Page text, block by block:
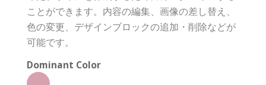
ことができます。内容の編集、画像の差し替え、
色の変更、デザインブロックの追加・削除などが
可能です。
Dominant Color